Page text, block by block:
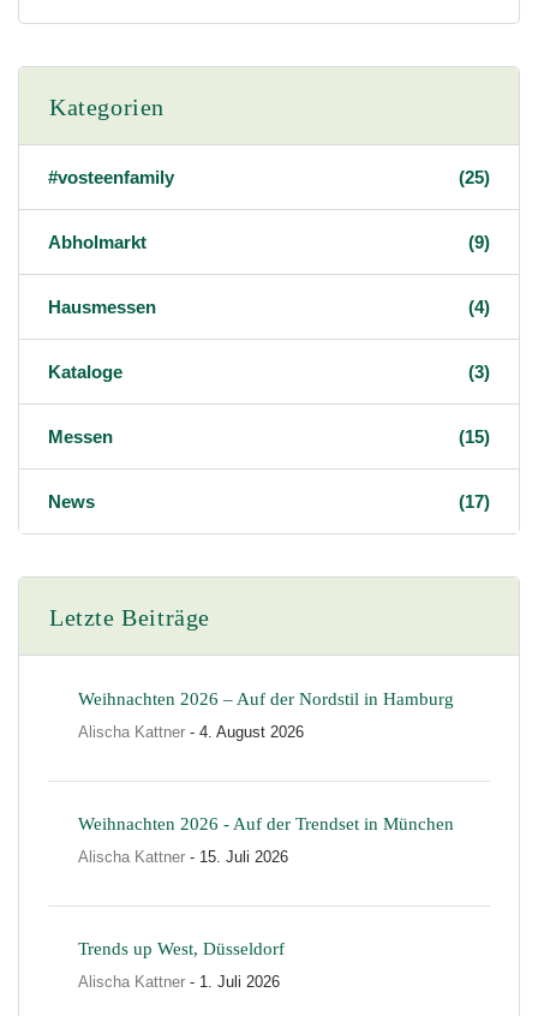
Kategorien
#vosteenfamily (25)
Abholmarkt (9)
Hausmessen (4)
Kataloge (3)
Messen (15)
News (17)
Letzte Beiträge
Weihnachten 2026 – Auf der Nordstil in Hamburg
Alischa Kattner - 4. August 2026
Weihnachten 2026 - Auf der Trendset in München
Alischa Kattner - 15. Juli 2026
Trends up West, Düsseldorf
Alischa Kattner - 1. Juli 2026